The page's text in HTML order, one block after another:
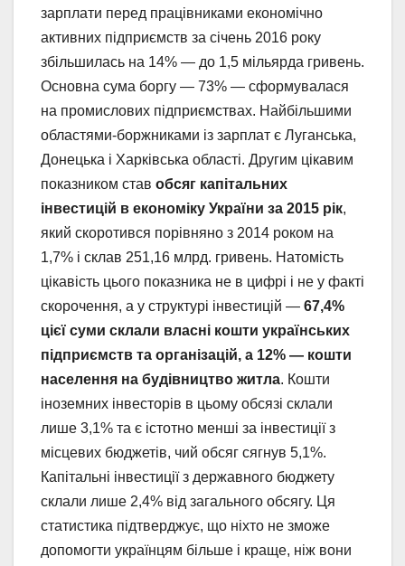
зарплати перед працівниками економічно
активних підприємств за січень 2016 року
збільшилась на 14% — до 1,5 мільярда гривень.
Основна сума боргу — 73% — сформувалася
на промислових підприємствах. Найбільшими
областями-боржниками із зарплат є Луганська,
Донецька і Харківська області. Другим цікавим
показником став обсяг капітальних
інвестицій в економіку України за 2015 рік,
який скоротився порівняно з 2014 роком на
1,7% і склав 251,16 млрд. гривень. Натомість
цікавість цього показника не в цифрі і не у факті
скорочення, а у структурі інвестицій — 67,4%
цієї суми склали власні кошти українських
підприємств та організацій, а 12% — кошти
населення на будівництво житла. Кошти
іноземних інвесторів в цьому обсязі склали
лише 3,1% та є істотно менші за інвестиції з
місцевих бюджетів, чий обсяг сягнув 5,1%.
Капітальні інвестиції з державного бюджету
склали лише 2,4% від загального обсягу. Ця
статистика підтверджує, що ніхто не зможе
допомогти українцям більше і краще, ніж вони